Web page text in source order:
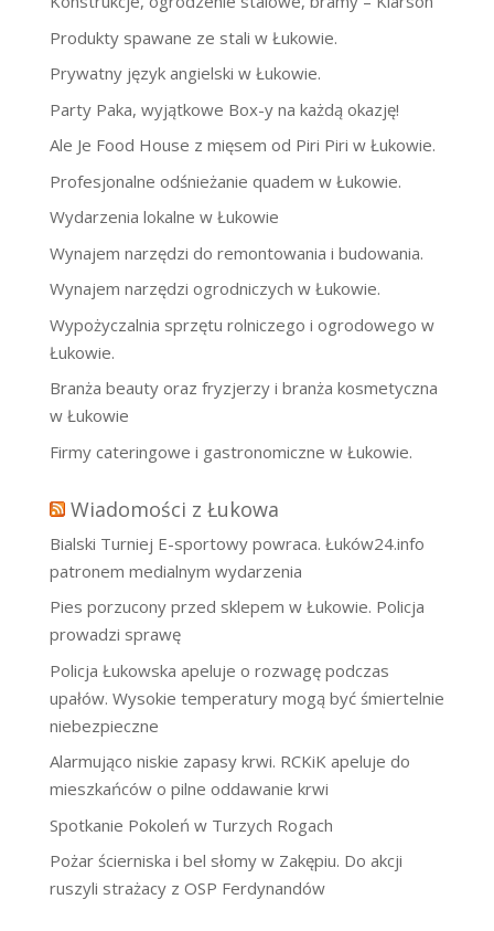
Produkty spawane ze stali w Łukowie.
Prywatny język angielski w Łukowie.
Party Paka, wyjątkowe Box-y na każdą okazję!
Ale Je Food House z mięsem od Piri Piri w Łukowie.
Profesjonalne odśnieżanie quadem w Łukowie.
Wydarzenia lokalne w Łukowie
Wynajem narzędzi do remontowania i budowania.
Wynajem narzędzi ogrodniczych w Łukowie.
Wypożyczalnia sprzętu rolniczego i ogrodowego w
Łukowie.
Branża beauty oraz fryzjerzy i branża kosmetyczna
w Łukowie
Firmy cateringowe i gastronomiczne w Łukowie.
Wiadomości z Łukowa
Bialski Turniej E-sportowy powraca. Łuków24.info
patronem medialnym wydarzenia
Pies porzucony przed sklepem w Łukowie. Policja
prowadzi sprawę
Policja Łukowska apeluje o rozwagę podczas
upałów. Wysokie temperatury mogą być śmiertelnie
niebezpieczne
Alarmująco niskie zapasy krwi. RCKiK apeluje do
mieszkańców o pilne oddawanie krwi
Spotkanie Pokoleń w Turzych Rogach
Pożar ścierniska i bel słomy w Zakępiu. Do akcji
ruszyli strażacy z OSP Ferdynandów